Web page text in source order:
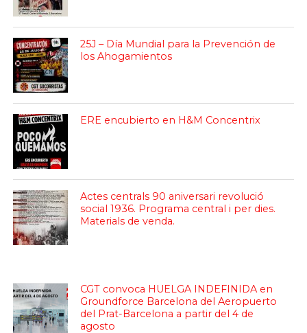
25J – Día Mundial para la Prevención de
los Ahogamientos
ERE encubierto en H&M Concentrix
Actes centrals 90 aniversari revolució
social 1936. Programa central i per dies.
Materials de venda.
CGT convoca HUELGA INDEFINIDA en
Groundforce Barcelona del Aeropuerto
del Prat-Barcelona a partir del 4 de
agosto